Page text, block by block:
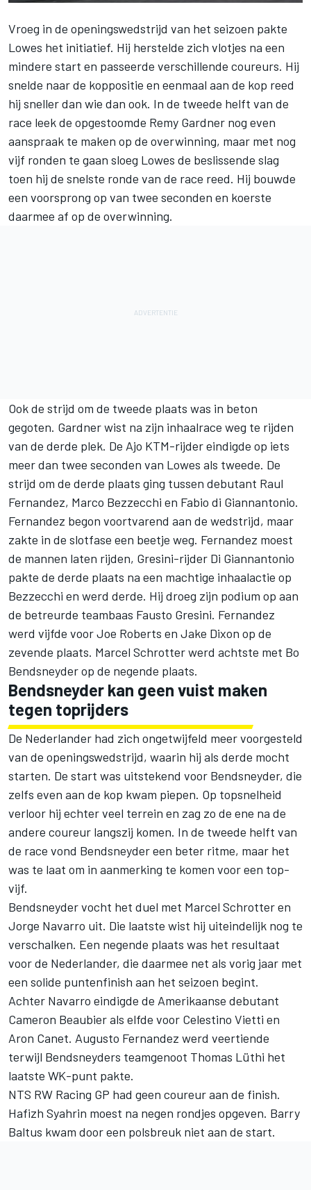
Vroeg in de openingswedstrijd van het seizoen pakte
Lowes het initiatief. Hij herstelde zich vlotjes na een
mindere start en passeerde verschillende coureurs. Hij
snelde naar de koppositie en eenmaal aan de kop reed
hij sneller dan wie dan ook. In de tweede helft van de
race leek de opgestoomde Remy Gardner nog even
aanspraak te maken op de overwinning, maar met nog
vijf ronden te gaan sloeg Lowes de beslissende slag
toen hij de snelste ronde van de race reed. Hij bouwde
een voorsprong op van twee seconden en koerste
daarmee af op de overwinning.
Ook de strijd om de tweede plaats was in beton
gegoten. Gardner wist na zijn inhaalrace weg te rijden
van de derde plek. De Ajo KTM-rijder eindigde op iets
meer dan twee seconden van Lowes als tweede. De
strijd om de derde plaats ging tussen debutant Raul
Fernandez, Marco Bezzecchi en Fabio di Giannantonio.
Fernandez begon voortvarend aan de wedstrijd, maar
zakte in de slotfase een beetje weg. Fernandez moest
de mannen laten rijden, Gresini-rijder Di Giannantonio
pakte de derde plaats na een machtige inhaalactie op
Bezzecchi en werd derde. Hij droeg zijn podium op aan
de betreurde teambaas Fausto Gresini. Fernandez
werd vijfde voor Joe Roberts en Jake Dixon op de
zevende plaats. Marcel Schrotter werd achtste met Bo
Bendsneyder op de negende plaats.
Bendsneyder kan geen vuist maken
tegen toprijders
De Nederlander had zich ongetwijfeld meer voorgesteld
van de openingswedstrijd, waarin hij als derde mocht
starten. De start was uitstekend voor Bendsneyder, die
zelfs even aan de kop kwam piepen. Op topsnelheid
verloor hij echter veel terrein en zag zo de ene na de
andere coureur langszij komen. In de tweede helft van
de race vond Bendsneyder een beter ritme, maar het
was te laat om in aanmerking te komen voor een top-
vijf.
Bendsneyder vocht het duel met Marcel Schrotter en
Jorge Navarro uit. Die laatste wist hij uiteindelijk nog te
verschalken. Een negende plaats was het resultaat
voor de Nederlander, die daarmee net als vorig jaar met
een solide puntenfinish aan het seizoen begint.
Achter Navarro eindigde de Amerikaanse debutant
Cameron Beaubier als elfde voor Celestino Vietti en
Aron Canet. Augusto Fernandez werd veertiende
terwijl Bendsneyders teamgenoot Thomas Lüthi het
laatste WK-punt pakte.
NTS RW Racing GP had geen coureur aan de finish.
Hafizh Syahrin moest na negen rondjes opgeven. Barry
Baltus kwam door een polsbreuk niet aan de start.